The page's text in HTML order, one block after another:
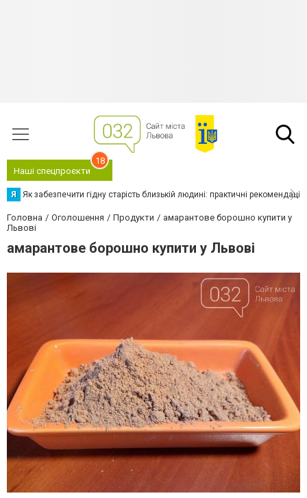
Наші спецпроєкти
18
Я Як забезпечити гідну старість близькій людині: практичні рекомендації
Головна Оголошення Продукти
амарантове борошно купити у
Львові
амарантове борошно купити у Львові